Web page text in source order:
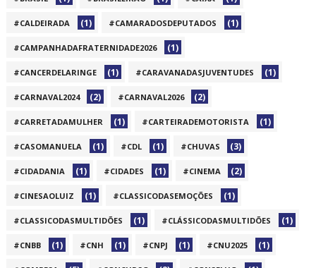
#CALDEIRADA (1) #CAMARADOSDEPUTADOS (1)
#CAMPANHADAFRATERNIDADE2026 (1)
#CANCERDELARINGE (1) #CARAVANADASJUVENTUDES (1)
#CARNAVAL2024 (2) #CARNAVAL2026 (2)
#CARRETADAMULHER (1) #CARTEIRADEMOTORISTA (1)
#CASOMANUELA (1) #CDL (1) #CHUVAS (3)
#CIDADANIA (1) #CIDADES (1) #CINEMA (2)
#CINESAOLUIZ (1) #CLASSICODASEMOÇÕES (1)
#CLASSICODASMULTIDÕES (1) #CLÁSSICODASMULTIDÕES (1)
#CNBB (1) #CNH (1) #CNPJ (1) #CNU2025 (1)